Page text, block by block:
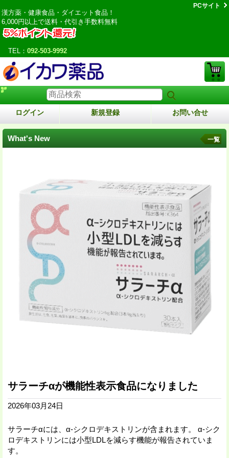
漢方薬・健康食品・ダイエット食品！
6,000円以上で送料・代引き手数料無料
TEL： 092-503-9992
PCサイト
ログイン 新規登録 お問い合せ
What's New 一覧
サラーチαが機能性表示食品になりました
2026年03月24日
サラーチαには、α‐シクロデキストリンが含まれます。 α‐シク
ロデキストリンには小型LDLを減らす機能が報告されていま
す。